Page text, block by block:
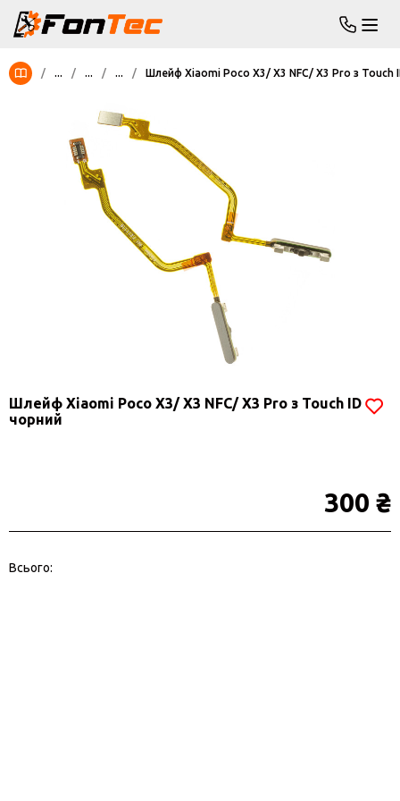
/ ... / ... / ... / Шлейф Xiaomi Poco X3/ X3 NFC/ X3 Pro з Touch
Шлейф Xiaomi Poco X3/ X3 NFC/ X3 Pro з Touch ID
чорний
300 ₴
Всього: